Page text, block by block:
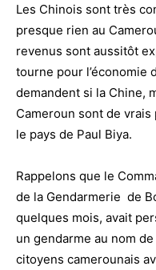
Les Chinois sont très
presque rien au
revenus sont aussitôt
tourne pour l’économie
demandent si la Chine,
Cameroun sont de
le pays de Paul Biya.
Rappelons que le
de la Gendarmerie de
quelques mois, avait
un gendarme au nom
citoyens camerounais